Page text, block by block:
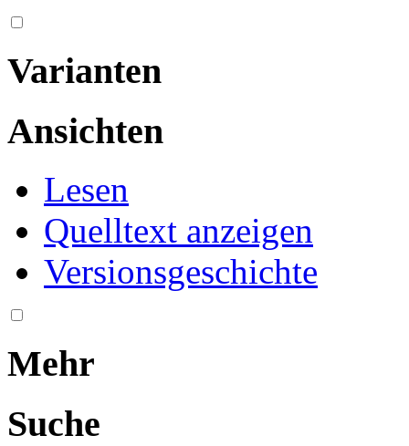
Varianten
Ansichten
Lesen
Quelltext anzeigen
Versionsgeschichte
Mehr
Suche